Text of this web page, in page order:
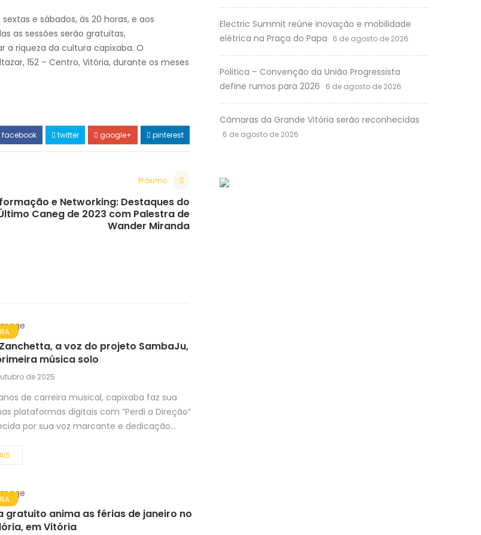
e sábados, às 20 horas, e aos
as sessões serão gratuitas,
a riqueza da cultura capixaba. O
152 – Centro, Vitória, durante os meses
facebook twitter google+ pinterest
Próximo
e Networking: Destaques do
Caneg de 2023 com Palestra de
Wander Miranda
a voz do projeto SambaJu,
música solo
de 2025
de carreira musical, capixaba faz sua
plataformas digitais com “Perdi a Direção”
por sua voz marcante e dedicação...
gratuito anima as férias de janeiro no
em Vitória
Electric Summit reúne inovação e mobilidade
elétrica na Praça do Papa
6 de agosto de 2026
Politica – Convenção da União Progressista
define rumos para 2026
6 de agosto de 2026
Câmaras da Grande Vitória serão reconhecidas
6 de agosto de 2026